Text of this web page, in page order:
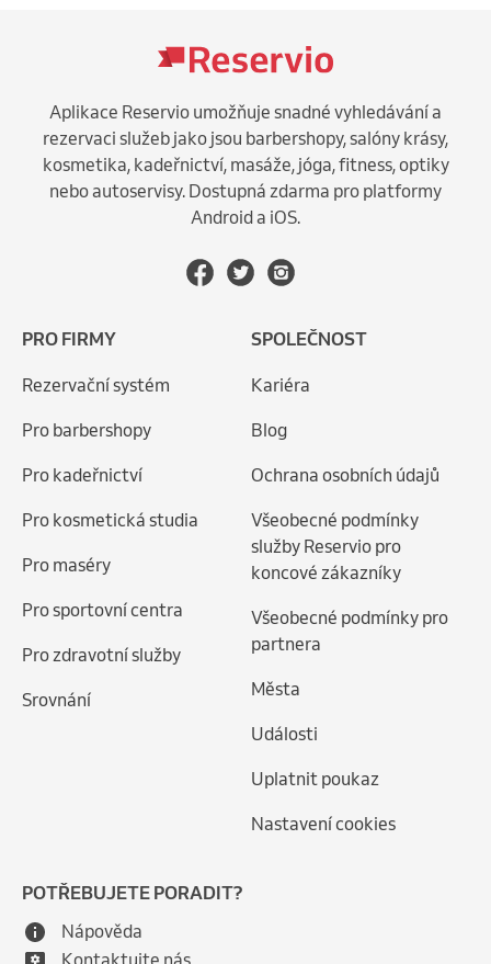
Aplikace Reservio umožňuje snadné vyhledávání a
rezervaci služeb jako jsou barbershopy, salóny krásy,
kosmetika, kadeřnictví, masáže, jóga, fitness, optiky
nebo autoservisy. Dostupná zdarma pro platformy
Android a iOS.
PRO FIRMY
Rezervační systém
Pro barbershopy
Pro kadeřnictví
Pro kosmetická studia
Pro maséry
Pro sportovní centra
Pro zdravotní služby
Srovnání
SPOLEČNOST
Kariéra
Blog
Ochrana osobních údajů
Všeobecné podmínky
služby Reservio pro
koncové zákazníky
Všeobecné podmínky pro
partnera
Města
Události
Uplatnit poukaz
Nastavení cookies
POTŘEBUJETE PORADIT?
Nápověda